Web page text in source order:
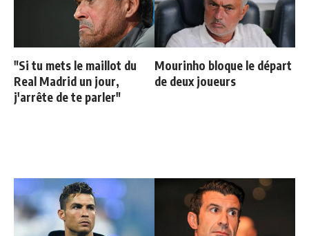
"Si tu mets le maillot du
Real Madrid un jour,
j'arrête de te parler"
Mourinho bloque le départ
de deux joueurs